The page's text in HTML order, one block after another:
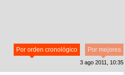
Por mejores
Por orden cronológico
3 ago 2011, 10:35